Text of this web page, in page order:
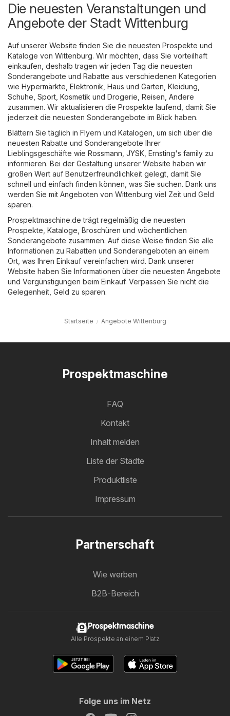
Die neuesten Veranstaltungen und
Angebote der Stadt Wittenburg
Auf unserer Website finden Sie die neuesten Prospekte und
Kataloge von Wittenburg. Wir möchten, dass Sie vorteilhaft
einkaufen, deshalb tragen wir jeden Tag die neuesten
Sonderangebote und Rabatte aus verschiedenen Kategorien
wie Hypermärkte Elektronik Haus und Garten Kleidung,
Schuhe, Sport Kosmetik und Drogerie Reisen Andere
zusammen. Wir aktualisieren die Prospekte laufend, damit Sie
jederzeit die neuesten Sonderangebote im Blick haben.
Blättern Sie täglich in Flyern und Katalogen, um sich über die
neuesten Rabatte und Sonderangebote Ihrer
Lieblingsgeschäfte wie Rossmann JYSK Ernsting's family zu
informieren. Bei der Gestaltung unserer Website haben wir
großen Wert auf Benutzerfreundlichkeit gelegt, damit Sie
schnell und einfach finden können, was Sie suchen. Dank uns
werden Sie mit Angeboten von Wittenburg viel Zeit und Geld
sparen.
Prospektmaschine.de trägt regelmäßig die neuesten
Prospekte, Kataloge, Broschüren und wöchentlichen
Sonderangebote zusammen. Auf diese Weise finden Sie alle
Informationen zu Rabatten und Sonderangeboten an einem
Ort, was Ihren Einkauf vereinfachen wird. Dank unserer
Website haben Sie Informationen über die neuesten Angebote
und Vergünstigungen beim Einkauf. Verpassen Sie nicht die
Gelegenheit, Geld zu sparen.
Startseite Angebote Wittenburg
Prospektmaschine
FAQ
Kontakt
Inhalt melden
Liste der Städte
Produktliste
Impressum
Partnerschaft
Wie werben
B2B-Bereich
Prospektmaschine
Alle Prospekte an einem Platz
Folge uns im Netz